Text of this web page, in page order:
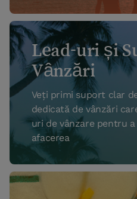
Lead-uri și
Vânzări
Veți primi suport clar
dedicată de vânzări
uri de vânzare pentru
afacerea